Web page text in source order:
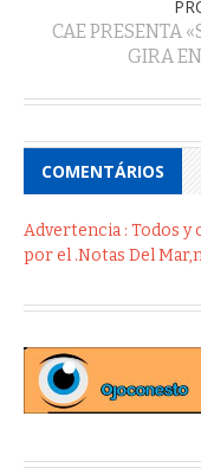
CAE PRESENTA
GIRA
COMENTÁRIOS
Advertencia : Todos
por el .Notas Del